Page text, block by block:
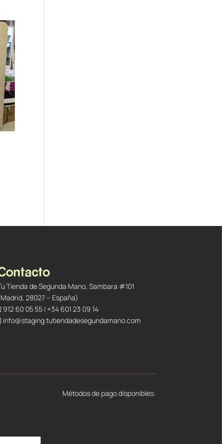
Tienda de Segunda Mano, Sambara #101
28027 – España)
912 60 05 55| +34 601 23 09 14
info@staging.tutiendadesegundamano.com
Métodos de pago disponibles: